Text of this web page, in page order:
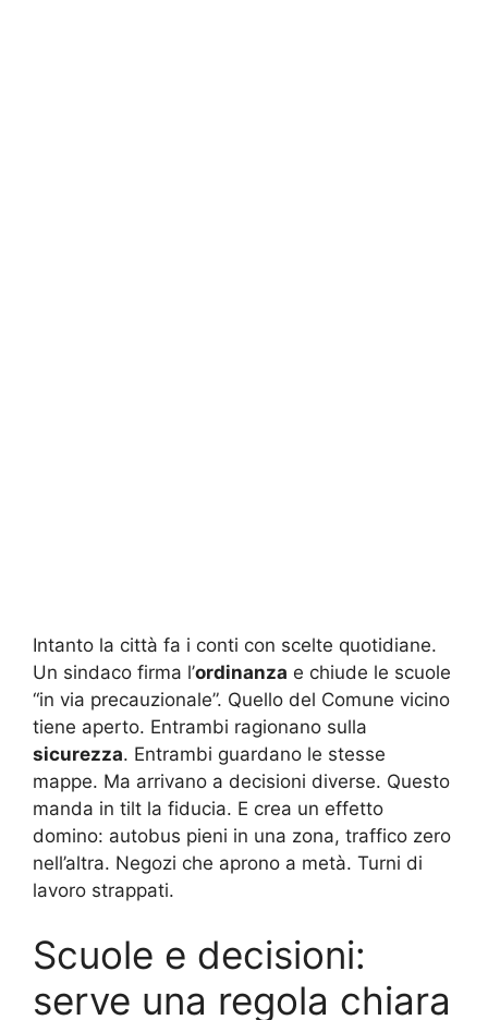
Intanto la città fa i conti con scelte quotidiane.
Un sindaco firma l’ordinanza e chiude le scuole
“in via precauzionale”. Quello del Comune vicino
tiene aperto. Entrambi ragionano sulla
sicurezza. Entrambi guardano le stesse
mappe. Ma arrivano a decisioni diverse. Questo
manda in tilt la fiducia. E crea un effetto
domino: autobus pieni in una zona, traffico zero
nell’altra. Negozi che aprono a metà. Turni di
lavoro strappati.
Scuole e decisioni:
serve una regola chiara